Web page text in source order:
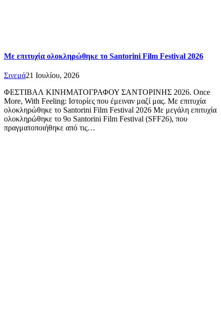
Με επιτυχία ολοκληρώθηκε το Santorini Film Festival 2026
Σινεμά21 Ιουλίου, 2026
ΦΕΣΤΙΒΑΛ ΚΙΝΗΜΑΤΟΓΡΑΦΟΥ ΣΑΝΤΟΡΙΝΗΣ 2026. Once
More, With Feeling: Ιστορίες που έμειναν μαζί μας. Με επιτυχία
ολοκληρώθηκε το Santorini Film Festival 2026 Με μεγάλη επιτυχία
ολοκληρώθηκε το 9ο Santorini Film Festival (SFF26), που
πραγματοποιήθηκε από τις…